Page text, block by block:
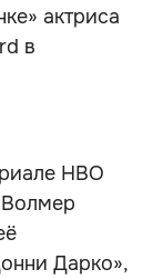
актриса
в
HBO
Дарко»,